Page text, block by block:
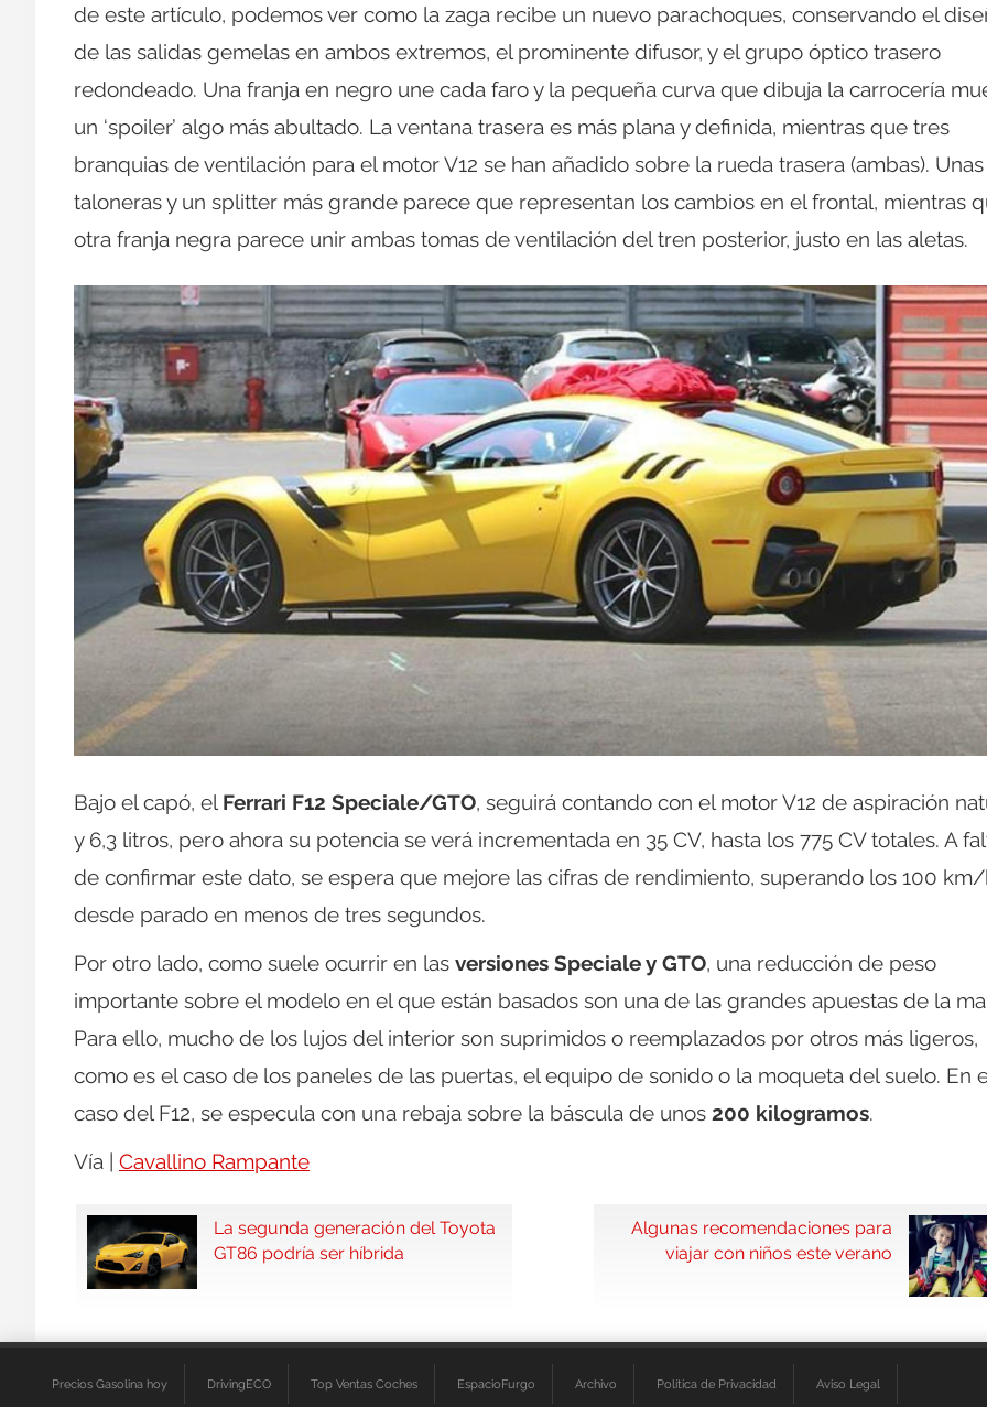
de este artículo, podemos ver como la zaga recibe un nuevo parachoques, conservando el
de las salidas gemelas en ambos extremos, el prominente difusor, y el grupo óptico trasero
redondeado. Una franja en negro une cada faro y la pequeña curva que dibuja la carrocería
un ‘spoiler’ algo más abultado. La ventana trasera es más plana y definida, mientras que tres
branquias de ventilación para el motor V12 se han añadido sobre la rueda trasera (ambas). Unas
taloneras y un splitter más grande parece que representan los cambios en el frontal, mientras
otra franja negra parece unir ambas tomas de ventilación del tren posterior, justo en las aletas.
Bajo el capó, el Ferrari F12 Speciale/GTO, seguirá contando con el motor V12 de aspiración
y 6,3 litros, pero ahora su potencia se verá incrementada en 35 CV, hasta los 775 CV totales. A
de confirmar este dato, se espera que mejore las cifras de rendimiento, superando los 100
desde parado en menos de tres segundos.
Por otro lado, como suele ocurrir en las versiones Speciale y GTO, una reducción de peso
importante sobre el modelo en el que están basados son una de las grandes apuestas de la
Para ello, mucho de los lujos del interior son suprimidos o reemplazados por otros más ligeros,
como es el caso de los paneles de las puertas, el equipo de sonido o la moqueta del suelo. En
caso del F12, se especula con una rebaja sobre la báscula de unos 200 kilogramos.
Vía | Cavallino Rampante
La segunda generación del Toyota
GT86 podría ser híbrida
Algunas recomendaciones para
viajar con niños este verano
Precios Gasolina hoy DrivingECO Top Ventas Coches EspacioFurgo Archivo Política de Privacidad Aviso Legal